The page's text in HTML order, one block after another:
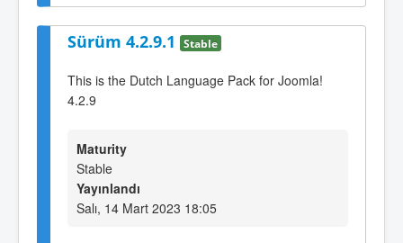
Sürüm 4.2.9.1 Stable
This is the Dutch Language Pack for Joomla!
4.2.9
Maturity
Stable
Yayınlandı
Salı, 14 Mart 2023 18:05